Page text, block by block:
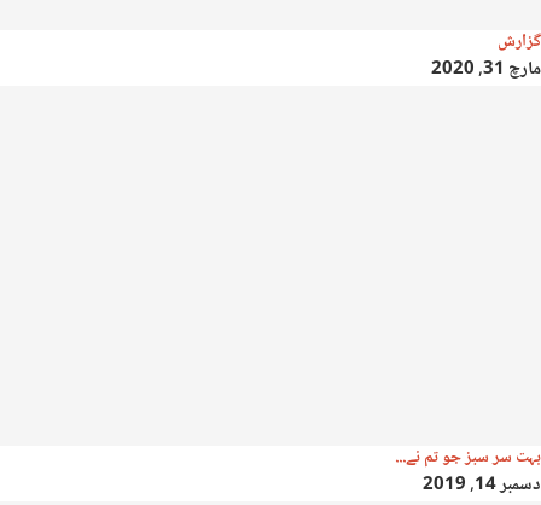
گزارش
مارچ 31, 2020
بہت سر سبز جو تم نے...
دسمبر 14, 2019